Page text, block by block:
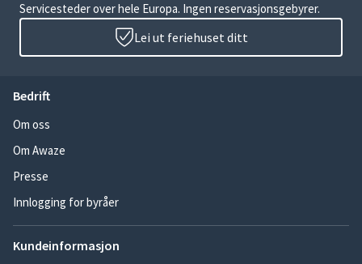
Servicesteder over hele Europa. Ingen reservasjonsgebyrer.
Lei ut feriehuset ditt
Bedrift
Om oss
Om Awaze
Presse
Innlogging for byråer
Kundeinformasjon